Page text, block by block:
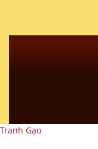
Tranh Gạo